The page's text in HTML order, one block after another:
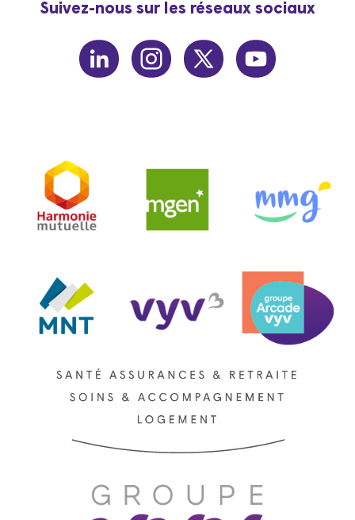
Suivez-nous sur les réseaux sociaux
linkedin instagram twitter